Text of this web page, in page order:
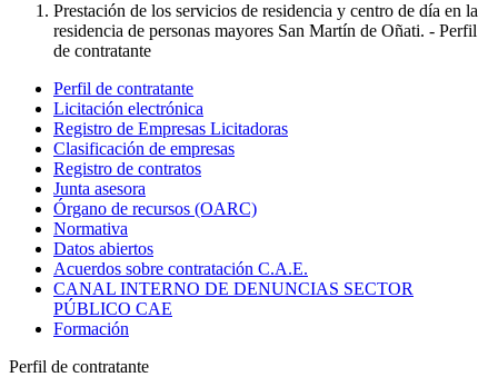
Prestación de los servicios de residencia y centro de día en la
residencia de personas mayores San Martín de Oñati. - Perfil
de contratante
Perfil de contratante
Licitación electrónica
Registro de Empresas Licitadoras
Clasificación de empresas
Registro de contratos
Junta asesora
Órgano de recursos (OARC)
Normativa
Datos abiertos
Acuerdos sobre contratación C.A.E.
CANAL INTERNO DE DENUNCIAS SECTOR
PÚBLICO CAE
Formación
Perfil de contratante